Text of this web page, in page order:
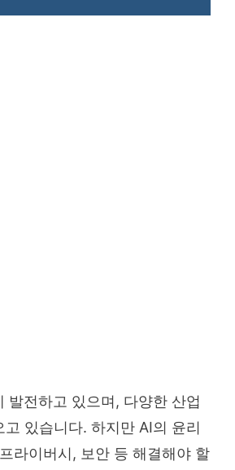
발전하고 있으며, 다양한 산업
있습니다. 하지만 AI의 윤리
라이버시, 보안 등 해결해야 할